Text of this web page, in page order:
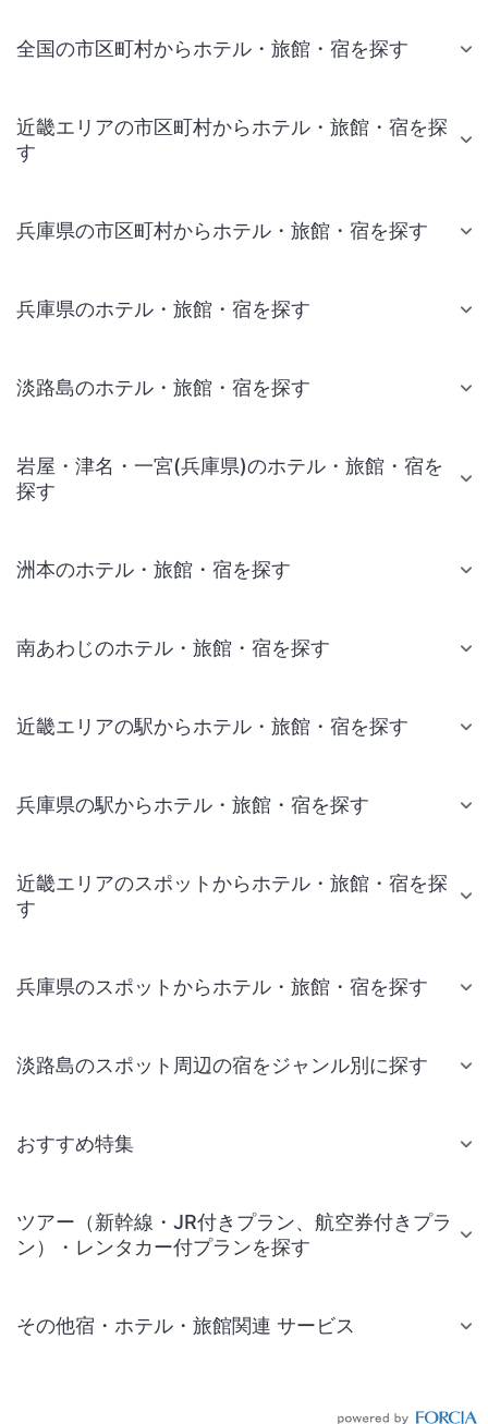
全国の市区町村からホテル・旅館・宿を探す
近畿エリアの市区町村からホテル・旅館・宿を探
す
兵庫県の市区町村からホテル・旅館・宿を探す
兵庫県のホテル・旅館・宿を探す
淡路島のホテル・旅館・宿を探す
岩屋・津名・一宮(兵庫県)のホテル・旅館・宿を
探す
洲本のホテル・旅館・宿を探す
南あわじのホテル・旅館・宿を探す
近畿エリアの駅からホテル・旅館・宿を探す
兵庫県の駅からホテル・旅館・宿を探す
近畿エリアのスポットからホテル・旅館・宿を探
す
兵庫県のスポットからホテル・旅館・宿を探す
淡路島のスポット周辺の宿をジャンル別に探す
おすすめ特集
ツアー（新幹線・JR付きプラン、航空券付きプラ
ン）・レンタカー付プランを探す
その他宿・ホテル・旅館関連 サービス